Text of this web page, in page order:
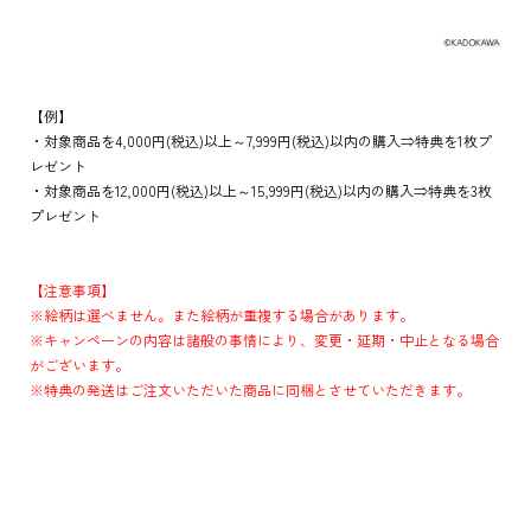
【例】
・対象商品を4,000円(税込)以上～7,999円(税込)以内の購入⇒特典を1枚プ
レゼント
・対象商品を12,000円(税込)以上～15,999円(税込)以内の購入⇒特典を3枚
プレゼント
【注意事項】
※絵柄は選べません。また絵柄が重複する場合があります。
※キャンペーンの内容は諸般の事情により、変更・延期・中止となる場合
がございます。
※特典の発送はご注文いただいた商品に同梱とさせていただきます。